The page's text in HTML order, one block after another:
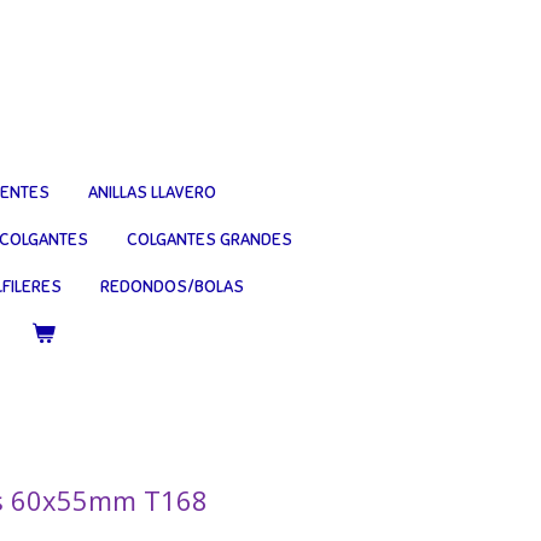
ANILLAS LLAVERO
COLGANTES COLGANTES GRANDES
REDONDOS/BOLAS
60x55mm T168